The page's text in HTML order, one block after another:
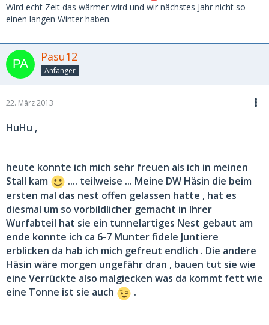
Wird echt Zeit das wärmer wird und wir nächstes Jahr nicht so
einen langen Winter haben.
Pasu12
Anfänger
22. März 2013
HuHu ,
heute konnte ich mich sehr freuen als ich in meinen
Stall kam
.... teilweise ... Meine DW Häsin die beim
ersten mal das nest offen gelassen hatte , hat es
diesmal um so vorbildlicher gemacht in Ihrer
Wurfabteil hat sie ein tunnelartiges Nest gebaut am
ende konnte ich ca 6-7 Munter fidele Juntiere
erblicken da hab ich mich gefreut endlich . Die andere
Häsin wäre morgen ungefähr dran , bauen tut sie wie
eine Verrückte also malgiecken was da kommt fett wie
eine Tonne ist sie auch
.